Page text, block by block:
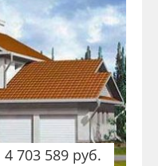
4 703 589 руб.